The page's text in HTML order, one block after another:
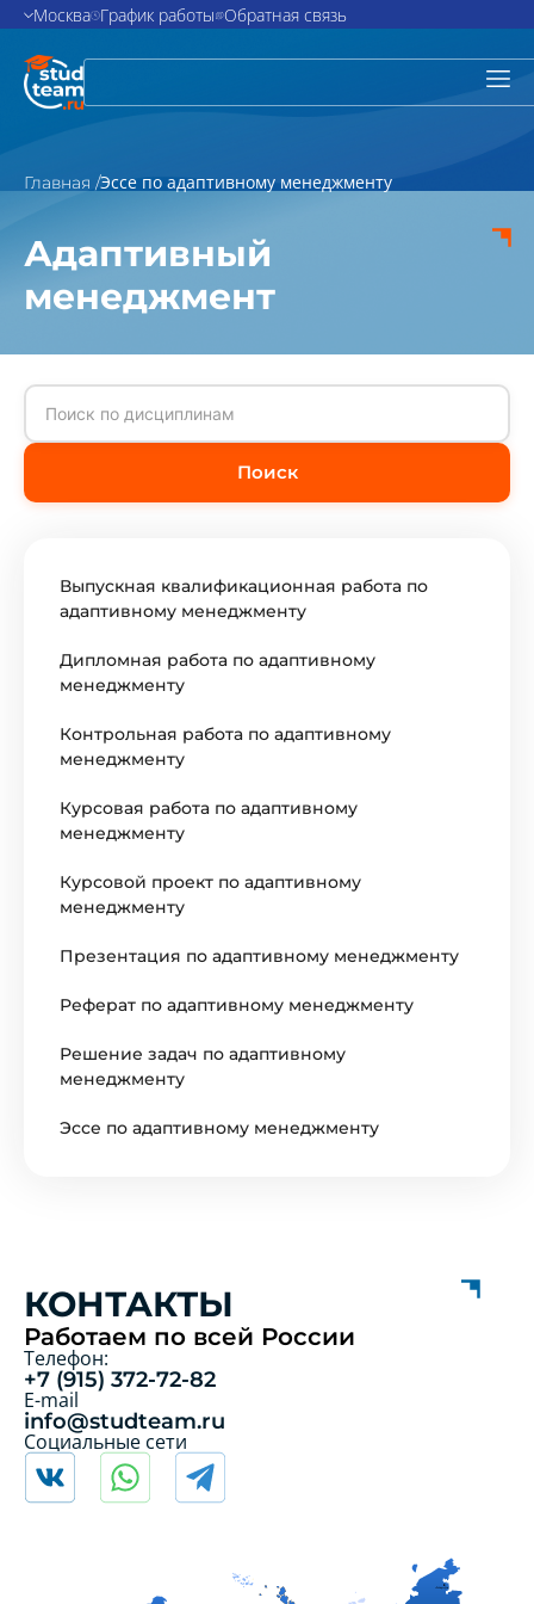
Москва График работы Обратная связь
Главная /Эссе по адаптивному менеджменту
Адаптивный
менеджмент
Поиск
Выпускная квалификационная работа по
адаптивному менеджменту
Дипломная работа по адаптивному
менеджменту
Контрольная работа по адаптивному
менеджменту
Курсовая работа по адаптивному
менеджменту
Курсовой проект по адаптивному
менеджменту
Презентация по адаптивному менеджменту
Реферат по адаптивному менеджменту
Решение задач по адаптивному
менеджменту
Эссе по адаптивному менеджменту
КОНТАКТЫ
Работаем по всей России
Телефон:
+7 (915) 372-72-82
E-mail
info@studteam.ru
Социальные сети